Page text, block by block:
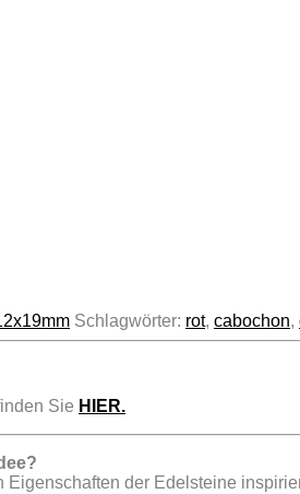
Schlagwörter: rot, cabochon,
Sie HIER.
der Edelsteine